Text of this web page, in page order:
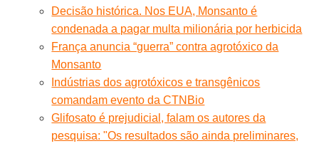
Decisão histórica. Nos EUA, Monsanto é
condenada a pagar multa milionária por herbicida
França anuncia “guerra” contra agrotóxico da
Monsanto
Indústrias dos agrotóxicos e transgênicos
comandam evento da CTNBio
Glifosato é prejudicial, falam os autores da
pesquisa: "Os resultados são ainda preliminares,